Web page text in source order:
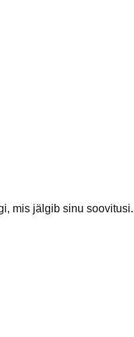
mis jälgib sinu soovitusi.